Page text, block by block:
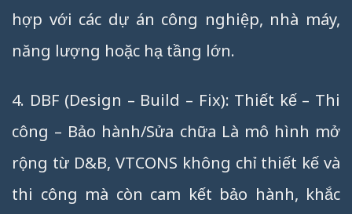
hợp với các dự án công nghiệp, nhà máy,
năng lượng hoặc hạ tầng lớn.
4. DBF (Design – Build – Fix): Thiết kế – Thi
công – Bảo hành/Sửa chữa Là mô hình mở
rộng từ D&B, VTCONS không chỉ thiết kế và
thi công mà còn cam kết bảo hành, khắc